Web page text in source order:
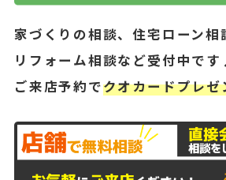
家づくりの相談、住宅ローン相
リフォーム相談など受付中で
ご来店予約でクオカードプレゼ